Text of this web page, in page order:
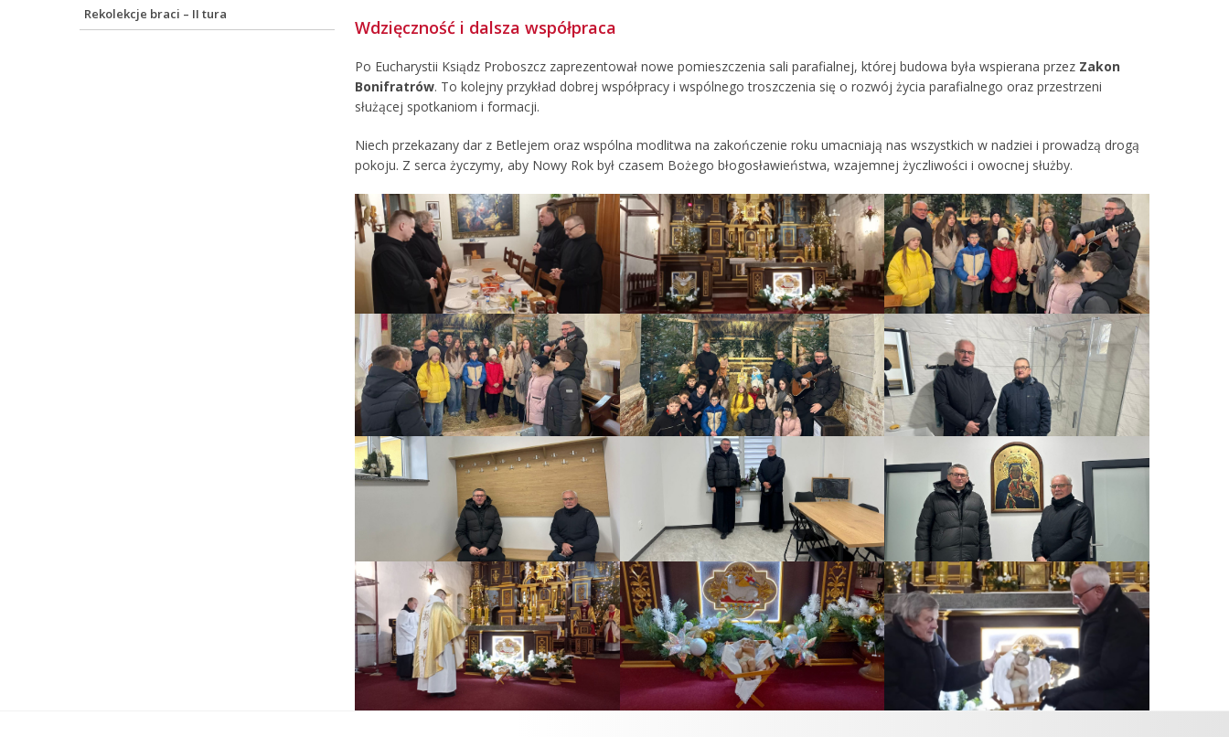
Wdzięczność i dalsza współpraca
Po Eucharystii Ksiądz Proboszcz zaprezentował nowe pomieszczenia sali parafialnej, której budowa była wspierana przez Zakon
Bonifratrów. To kolejny przykład dobrej współpracy i wspólnego troszczenia się o rozwój życia parafialnego oraz przestrzeni
służącej spotkaniom i formacji.
Niech przekazany dar z Betlejem oraz wspólna modlitwa na zakończenie roku umacniają nas wszystkich w nadziei i prowadzą drogą
pokoju. Z serca życzymy, aby Nowy Rok był czasem Bożego błogosławieństwa, wzajemnej życzliwości i owocnej służby.
Rekolekcje braci – II tura